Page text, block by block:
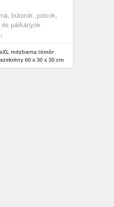
bútorok, polcok,
párkányok
mézbarna tömör
60 x 30 x 30 cm